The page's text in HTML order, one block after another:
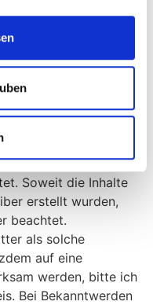
dem deutschen
Bearbeitung,
außerhalb der
und Kopien
nicht
Soweit die Inhalte
erstellt wurden,
beachtet.
als solche
auf eine
werden, bitte ich
Bei Bekanntwerden